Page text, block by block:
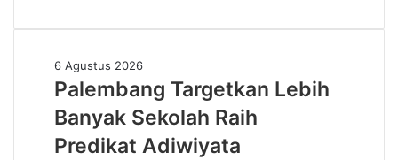
Palembang
Targetkan
Lebih
Banyak
Sekolah
6 Agustus 2026
Palembang Targetkan Lebih
Banyak Sekolah Raih
Predikat Adiwiyata